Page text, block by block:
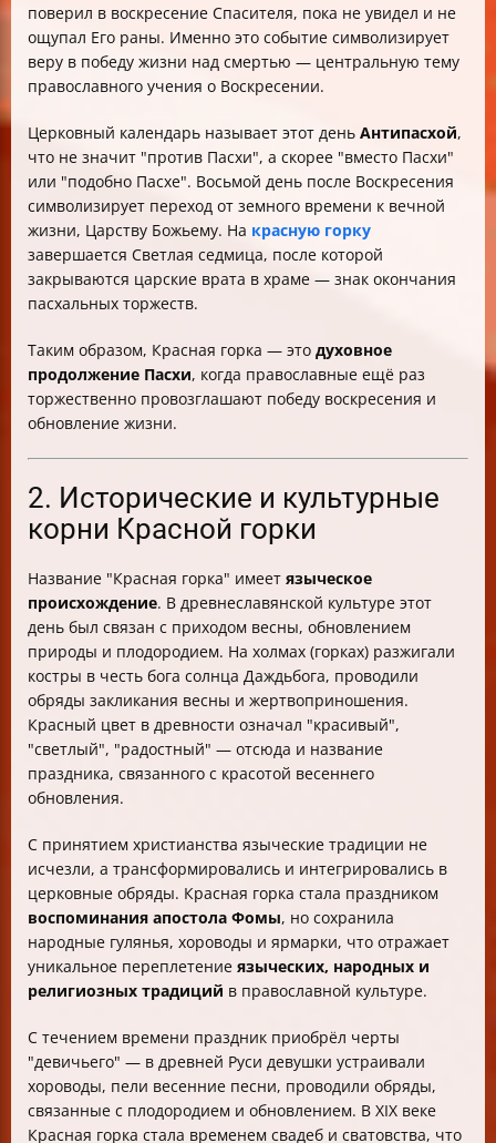
поверил в воскресение Спасителя, пока не увидел и не
ощупал Его раны. Именно это событие символизирует
веру в победу жизни над смертью — центральную тему
православного учения о Воскресении.
Церковный календарь называет этот день Антипасхой,
что не значит "против Пасхи", а скорее "вместо Пасхи"
или "подобно Пасхе". Восьмой день после Воскресения
символизирует переход от земного времени к вечной
жизни, Царству Божьему. На красную горку
завершается Светлая седмица, после которой
закрываются царские врата в храме — знак окончания
пасхальных торжеств.
Таким образом, Красная горка — это духовное
продолжение Пасхи, когда православные ещё раз
торжественно провозглашают победу воскресения и
обновление жизни.
2. Исторические и культурные
корни Красной горки
Название "Красная горка" имеет языческое
происхождение. В древнеславянской культуре этот
день был связан с приходом весны, обновлением
природы и плодородием. На холмах (горках) разжигали
костры в честь бога солнца Даждьбога, проводили
обряды закликания весны и жертвоприношения.
Красный цвет в древности означал "красивый",
"светлый", "радостный" — отсюда и название
праздника, связанного с красотой весеннего
обновления.
С принятием христианства языческие традиции не
исчезли, а трансформировались и интегрировались в
церковные обряды. Красная горка стала праздником
воспоминания апостола Фомы, но сохранила
народные гулянья, хороводы и ярмарки, что отражает
уникальное переплетение языческих, народных и
религиозных традиций в православной культуре.
С течением времени праздник приобрёл черты
"девичьего" — в древней Руси девушки устраивали
хороводы, пели весенние песни, проводили обряды,
связанные с плодородием и обновлением. В XIX веке
Красная горка стала временем свадеб и сватовства, что